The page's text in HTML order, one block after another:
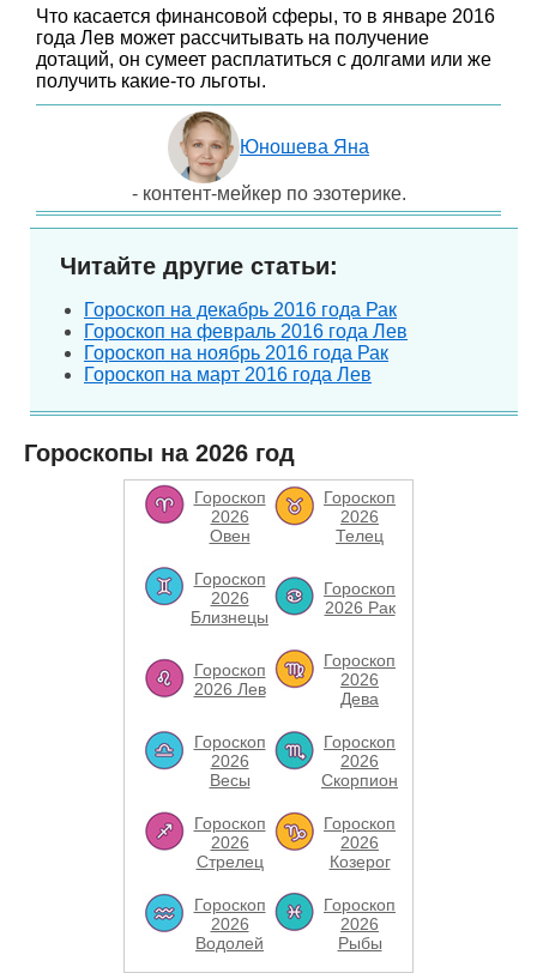
Что касается финансовой сферы, то в январе 2016
года Лев может рассчитывать на получение
дотаций, он сумеет расплатиться с долгами или же
получить какие-то льготы.
Юношева Яна
- контент-мейкер по эзотерике.
Читайте другие статьи:
Гороскоп на декабрь 2016 года Рак
Гороскоп на февраль 2016 года Лев
Гороскоп на ноябрь 2016 года Рак
Гороскоп на март 2016 года Лев
Гороскопы на 2026 год
Гороскоп
2026
Овен
Гороскоп
2026
Телец
Гороскоп
2026
Близнецы
Гороскоп
2026 Рак
Гороскоп
2026 Лев
Гороскоп
2026
Дева
Гороскоп
2026
Весы
Гороскоп
2026
Скорпион
Гороскоп
2026
Стрелец
Гороскоп
2026
Козерог
Гороскоп
2026
Водолей
Гороскоп
2026
Рыбы